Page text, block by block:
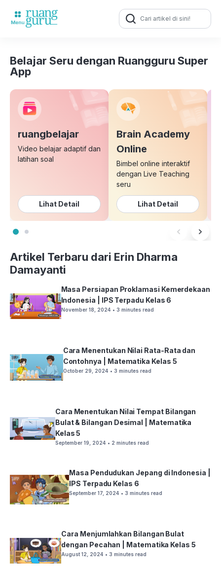
Search
for:
Belajar Seru dengan Ruangguru Super
App
ruangbelajar
Video belajar adaptif dan
latihan soal
Lihat Detail
Brain Academy
Online
Bimbel online interaktif
dengan Live Teaching
seru
Lihat Detail
Artikel Terbaru dari Erin Dharma
Damayanti
Masa Persiapan Proklamasi Kemerdekaan
Indonesia | IPS Terpadu Kelas 6
November 18, 2024 • 3 minutes read
Cara Menentukan Nilai Rata-Rata dan
Contohnya | Matematika Kelas 5
October 29, 2024 • 3 minutes read
Cara Menentukan Nilai Tempat Bilangan
Bulat & Bilangan Desimal | Matematika
Kelas 5
September 19, 2024 • 2 minutes read
Masa Pendudukan Jepang di Indonesia |
IPS Terpadu Kelas 6
September 17, 2024 • 3 minutes read
Cara Menjumlahkan Bilangan Bulat
dengan Pecahan | Matematika Kelas 5
August 12, 2024 • 3 minutes read